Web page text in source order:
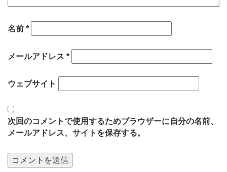
名前 *
メールアドレス *
ウェブサイト
次回のコメントで使用するためブラウザーに自分の名前、
メールアドレス、サイトを保存する。